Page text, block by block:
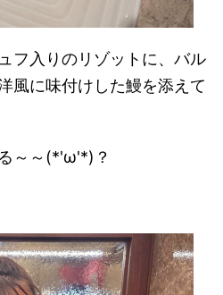
フ入りのリゾットに、バル
風に味付けした鰻を添えて
～～(*'ω'*)？